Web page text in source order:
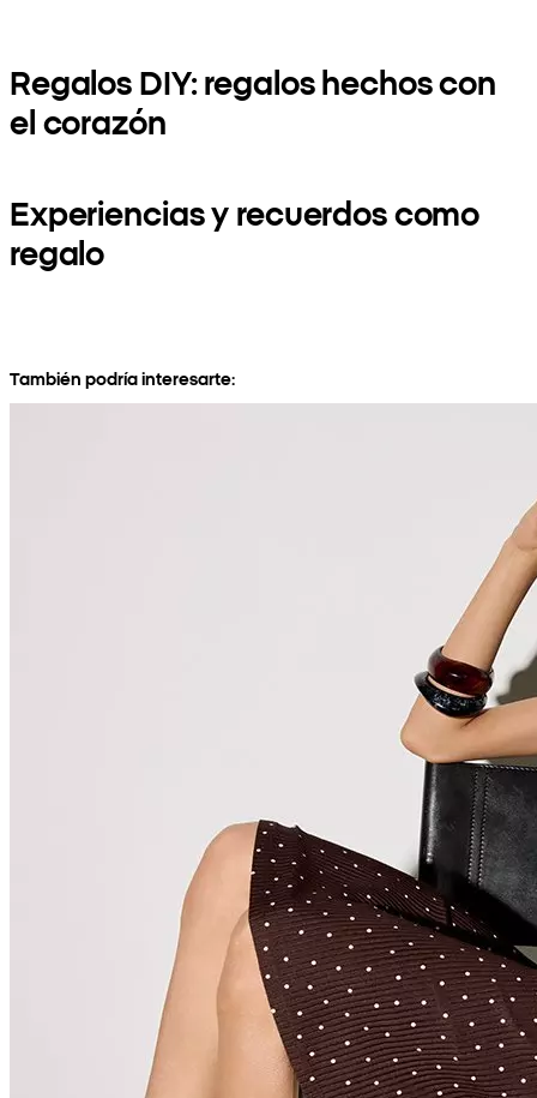
Regalos DIY: regalos hechos con
el corazón
Experiencias y recuerdos como
regalo
También podría interesarte: